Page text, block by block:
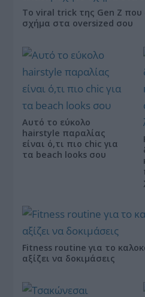
Το viral trick της Gen Z που
σχήμα στα oversized σου
Αυτό το εύκολο
hairstyle παραλίας
είναι ό,τι πιο chic για
τα beach looks σου
Fitness routine για το
αξίζει να δοκιμάσεις